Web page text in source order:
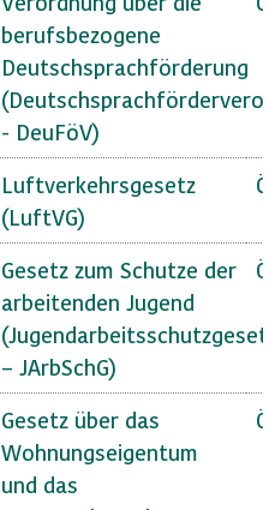
berufsbezogene
Deutschsprachförderung
- DeuFöV)
Luftverkehrsgesetz
(LuftVG)
Gesetz zum Schutze der
arbeitenden Jugend
– JArbSchG)
Gesetz über das
Wohnungseigentum
und das